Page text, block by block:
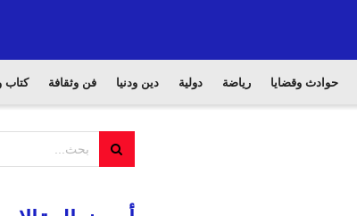
حوادث وقضايا رياضة دولية دين ودنيا فن وثقافة كتاب